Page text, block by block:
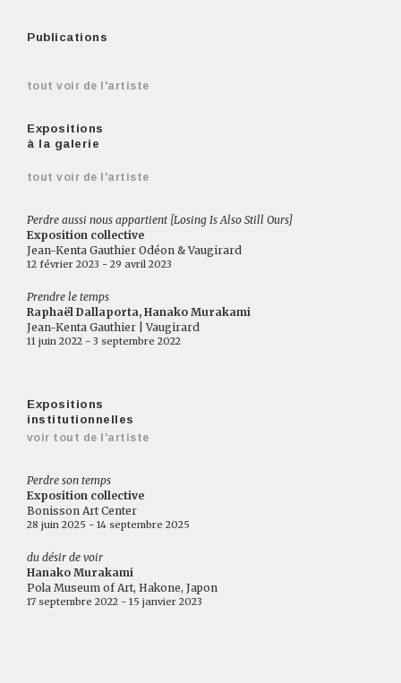
Publications
tout voir de l'artiste
Expositions
à la galerie
tout voir de l'artiste
Perdre aussi nous appartient [Losing Is Also Still Ours]
Exposition collective
Jean-Kenta Gauthier Odéon & Vaugirard
12 février 2023 - 29 avril 2023
Prendre le temps
Raphaël Dallaporta, Hanako Murakami
Jean-Kenta Gauthier | Vaugirard
11 juin 2022 - 3 septembre 2022
Expositions
institutionnelles
voir tout de l'artiste
Perdre son temps
Exposition collective
Bonisson Art Center
28 juin 2025 - 14 septembre 2025
du désir de voir
Hanako Murakami
Pola Museum of Art, Hakone, Japon
17 septembre 2022 - 15 janvier 2023